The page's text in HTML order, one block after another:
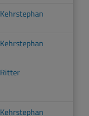
Kehrstephan
Kehrstephan
Ritter
Kehrstephan